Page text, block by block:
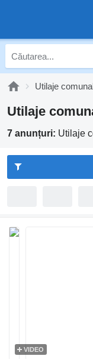
Utilaje
Utilaje
7 anunțuri: Utilaje
VIDEO